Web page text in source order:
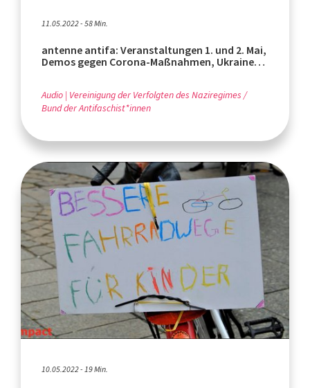
11.05.2022 - 58 Min.
antenne antifa: Veranstaltungen 1. und 2. Mai,
Demos gegen Corona-Maßnahmen, Ukraine-
Audio Vereinigung der Verfolgten des Naziregimes /
Bund der Antifaschist*innen
10.05.2022 - 19 Min.